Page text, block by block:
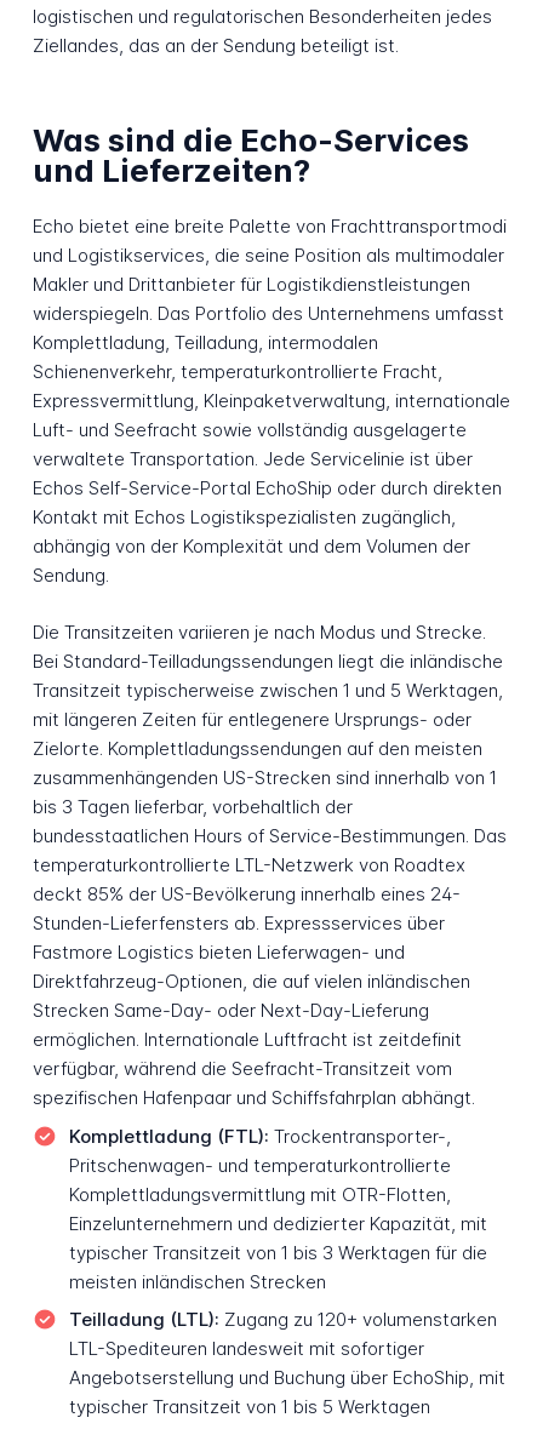
logistischen und regulatorischen Besonderheiten jedes
Ziellandes, das an der Sendung beteiligt ist.
Was sind die Echo-Services
und Lieferzeiten?
Echo bietet eine breite Palette von Frachttransportmodi
und Logistikservices, die seine Position als multimodaler
Makler und Drittanbieter für Logistikdienstleistungen
widerspiegeln. Das Portfolio des Unternehmens umfasst
Komplettladung, Teilladung, intermodalen
Schienenverkehr, temperaturkontrollierte Fracht,
Expressvermittlung, Kleinpaketverwaltung, internationale
Luft- und Seefracht sowie vollständig ausgelagerte
verwaltete Transportation. Jede Servicelinie ist über
Echos Self-Service-Portal EchoShip oder durch direkten
Kontakt mit Echos Logistikspezialisten zugänglich,
abhängig von der Komplexität und dem Volumen der
Sendung.
Die Transitzeiten variieren je nach Modus und Strecke.
Bei Standard-Teilladungssendungen liegt die inländische
Transitzeit typischerweise zwischen 1 und 5 Werktagen,
mit längeren Zeiten für entlegenere Ursprungs- oder
Zielorte. Komplettladungssendungen auf den meisten
zusammenhängenden US-Strecken sind innerhalb von 1
bis 3 Tagen lieferbar, vorbehaltlich der
bundesstaatlichen Hours of Service-Bestimmungen. Das
temperaturkontrollierte LTL-Netzwerk von Roadtex
deckt 85% der US-Bevölkerung innerhalb eines 24-
Stunden-Lieferfensters ab. Expressservices über
Fastmore Logistics bieten Lieferwagen- und
Direktfahrzeug-Optionen, die auf vielen inländischen
Strecken Same-Day- oder Next-Day-Lieferung
ermöglichen. Internationale Luftfracht ist zeitdefinit
verfügbar, während die Seefracht-Transitzeit vom
spezifischen Hafenpaar und Schiffsfahrplan abhängt.
Komplettladung (FTL): Trockentransporter-,
Pritschenwagen- und temperaturkontrollierte
Komplettladungsvermittlung mit OTR-Flotten,
Einzelunternehmern und dedizierter Kapazität, mit
typischer Transitzeit von 1 bis 3 Werktagen für die
meisten inländischen Strecken
Teilladung (LTL): Zugang zu 120+ volumenstarken
LTL-Spediteuren landesweit mit sofortiger
Angebotserstellung und Buchung über EchoShip, mit
typischer Transitzeit von 1 bis 5 Werktagen